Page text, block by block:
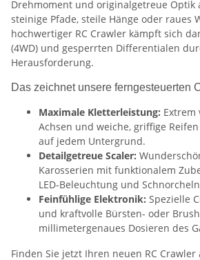
Drehmoment und originalgetreue Optik
steinige Pfade, steile Hänge oder raues
hochwertiger RC Crawler kämpft sich
(4WD) und gesperrten Differentialen
Herausforderung.
Das zeichnet unsere ferngesteuerten
Maximale Kletterleistung: Extrem
Achsen und weiche, griffige
auf jedem Untergrund.
Detailgetreue Scaler:
Karosserien mit funktionalem
LED-Beleuchtung und
Feinfühlige Elektronik: Spezielle
und kraftvolle Bürsten- oder
millimetergenaues Dosieren des
Finden Sie jetzt Ihren neuen RC Crawler